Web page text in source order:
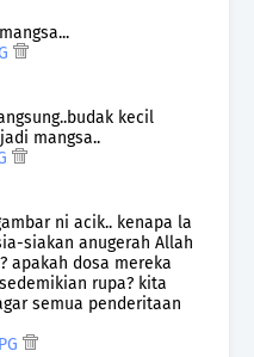
kecil
mangsa..
ni acik.. kenapa la
siakan anugerah Allah
apakah dosa mereka
rupa? kita
semua penderitaan